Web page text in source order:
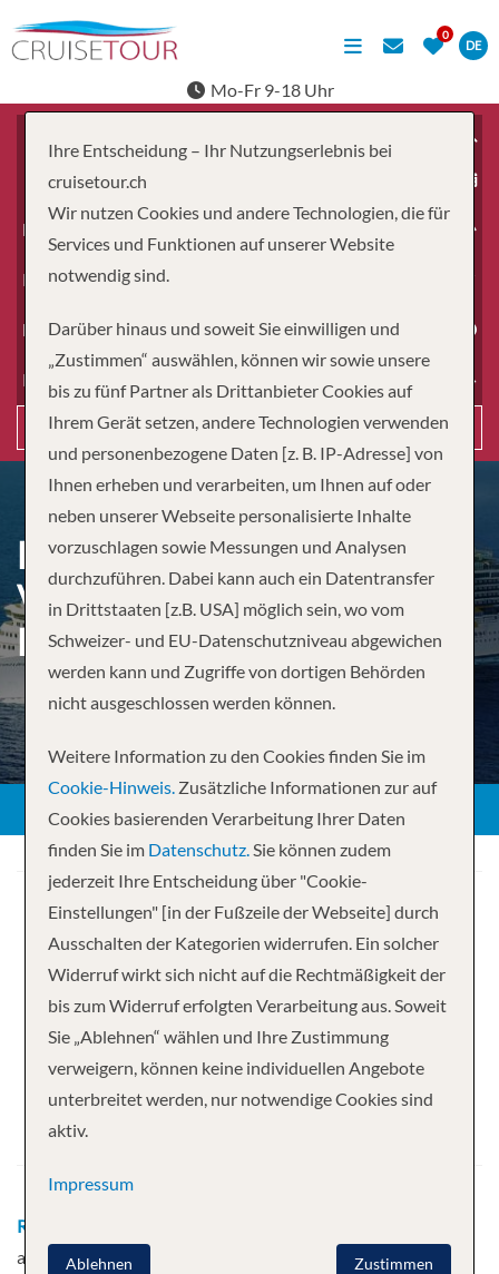
DE
Mo-Fr 9-18 Uhr
Erwachsene
Kinder
Dauer
Reiseart
Suchen
EUROPAS MEDITERRANE
VIELFALT & IBERISCHE
HÖHEPUNKTE
Ihre Kreuzfahrt
11 NächteCosta Diadema
Abfahrt
Route
auf See - Cadiz, Spanien - Lissabon, Portugal -
Ihre Entscheidung – Ihr Nutzungserlebnis bei
cruisetour.ch
Wir nutzen Cookies und andere Technologien, die für
Services und Funktionen auf unserer Website
notwendig sind.
Darüber hinaus und soweit Sie einwilligen und
„Zustimmen“ auswählen, können wir sowie unsere
bis zu fünf Partner als Drittanbieter Cookies auf
Ihrem Gerät setzen, andere Technologien verwenden
und personenbezogene Daten [z. B. IP-Adresse] von
Ihnen erheben und verarbeiten, um Ihnen auf oder
neben unserer Webseite personalisierte Inhalte
vorzuschlagen sowie Messungen und Analysen
durchzuführen. Dabei kann auch ein Datentransfer
in Drittstaaten [z.B. USA] möglich sein, wo vom
Schweizer- und EU-Datenschutzniveau abgewichen
werden kann und Zugriffe von dortigen Behörden
nicht ausgeschlossen werden können.
Weitere Information zu den Cookies finden Sie im
Cookie-Hinweis. Zusätzliche Informationen zur auf
Cookies basierenden Verarbeitung Ihrer Daten
finden Sie im Datenschutz.Sie können zudem
jederzeit Ihre Entscheidung über "Cookie-
Einstellungen" [in der Fußzeile der Webseite] durch
Ausschalten der Kategorien widerrufen. Ein solcher
Widerruf wirkt sich nicht auf die Rechtmäßigkeit der
bis zum Widerruf erfolgten Verarbeitung aus. Soweit
Sie „Ablehnen“ wählen und Ihre Zustimmung
verweigern, können keine individuellen Angebote
unterbreitet werden, nur notwendige Cookies sind
aktiv.
Impressum
Zustimmen
Ablehnen